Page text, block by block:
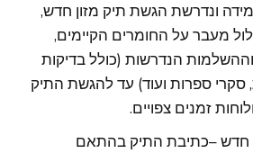
ונדרשת הגשת תיק מזון חדש,
מעבר על החומרים הקיימים,
הנדרשות (כולל בדיקות
ספרות ועוד) עד להגשת התיק
זמנים צפויים.
חדש –כתיבת התיק בהתאם